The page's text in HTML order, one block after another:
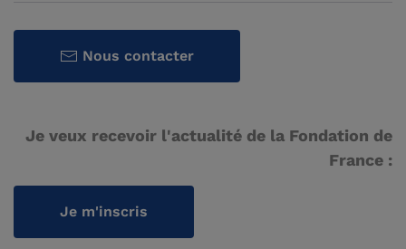
Nous contacter
Je veux recevoir l'actualité de la Fondation de
France :
Je m'inscris